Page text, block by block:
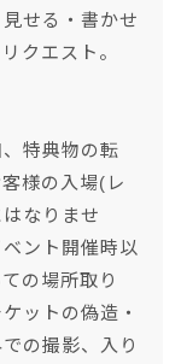
せる・書かせ
クエスト。
特典物の転
様の入場(レ
なりませ
ント開催時以
の場所取り
ットの偽造・
の撮影、入り